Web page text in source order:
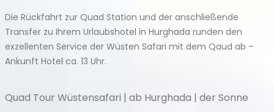
Die Rückfahrt zur Quad Station und der anschließende
Transfer zu Ihrem Urlaubshotel in Hurghada runden den
exzellenten Service der Wüsten Safari mit dem Qaud ab –
Ankunft Hotel ca. 13 Uhr.
Quad Tour Wüstensafari | ab Hurghada | der Sonne